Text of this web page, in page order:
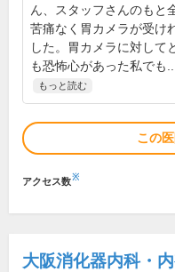
ん、スタッフさんのもと
苦痛なく胃カメラが受け
した。胃カメラに対して
も恐怖心があった私でも...
もっと読む
この
アクセス数※
大阪消化器内科・